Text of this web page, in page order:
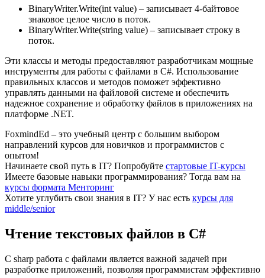
BinaryWriter.Write(int value) – записывает 4-байтовое
знаковое целое число в поток.
BinaryWriter.Write(string value) – записывает строку в
поток.
Эти классы и методы предоставляют разработчикам мощные
инструменты для работы с файлами в C#. Использование
правильных классов и методов поможет эффективно
управлять данными на файловой системе и обеспечить
надежное сохранение и обработку файлов в приложениях на
платформе .NET.
FoxmindEd – это учебный центр с большим выбором
направлений курсов для новичков и программистов с
опытом!
Начинаете свой путь в IТ? Попробуйте стартовые IT-курсы
Имеете базовые навыки программирования? Тогда вам на
курсы формата Менторинг
Хотите углубить свои знания в IТ? У нас есть курсы для
middle/senior
Чтение текстовых файлов в C#
С sharp работа с файлами является важной задачей при
разработке приложений, позволяя программистам эффективно